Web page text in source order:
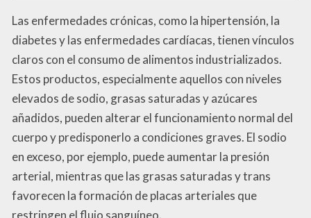
Las enfermedades crónicas, como la hipertensión, la
diabetes y las enfermedades cardíacas, tienen vínculos
claros con el consumo de alimentos industrializados.
Estos productos, especialmente aquellos con niveles
elevados de sodio, grasas saturadas y azúcares
añadidos, pueden alterar el funcionamiento normal del
cuerpo y predisponerlo a condiciones graves. El sodio
en exceso, por ejemplo, puede aumentar la presión
arterial, mientras que las grasas saturadas y trans
favorecen la formación de placas arteriales que
restringen el flujo sanguíneo.